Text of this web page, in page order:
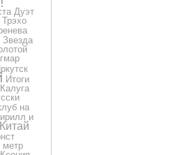
Дуэт
Звезда
Итоги
Калуга
на
и
Китай
метр